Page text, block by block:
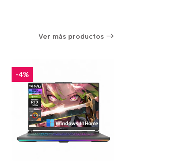
Ver más productos
-4%